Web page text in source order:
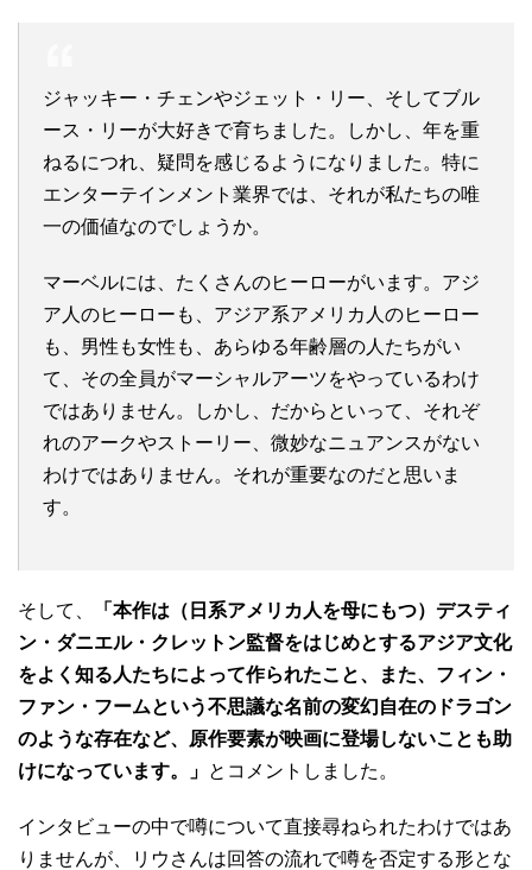
ジャッキー・チェンやジェット・リー、そしてブル
ース・リーが大好きで育ちました。しかし、年を重
ねるにつれ、疑問を感じるようになりました。特に
エンターテインメント業界では、それが私たちの唯
一の価値なのでしょうか。
マーベルには、たくさんのヒーローがいます。アジ
ア人のヒーローも、アジア系アメリカ人のヒーロー
も、男性も女性も、あらゆる年齢層の人たちがい
て、その全員がマーシャルアーツをやっているわけ
ではありません。しかし、だからといって、それぞ
れのアークやストーリー、微妙なニュアンスがない
わけではありません。それが重要なのだと思いま
す。
そして、
「本作は（日系アメリカ人を母にもつ）デスティ
ン・ダニエル・クレットン監督をはじめとするアジア文化
をよく知る人たちによって作られたこと、また、フィン・
ファン・フームという不思議な名前の変幻自在のドラゴン
のような存在など、原作要素が映画に登場しないことも助
けになっています。」
とコメントしました。
インタビューの中で噂について直接尋ねられたわけではあ
りませんが、リウさんは回答の流れで噂を否定する形とな